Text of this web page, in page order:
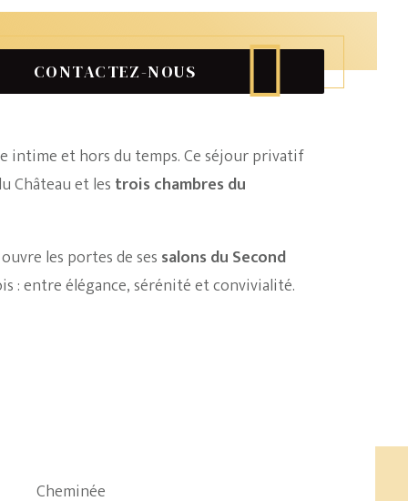
CONTACTEZ-NOUS
intime et hors du temps. Ce séjour privatif
Château et lestrois chambres du
les portes de ses salons du Second
: entre élégance, sérénité et convivialité.
Cheminée